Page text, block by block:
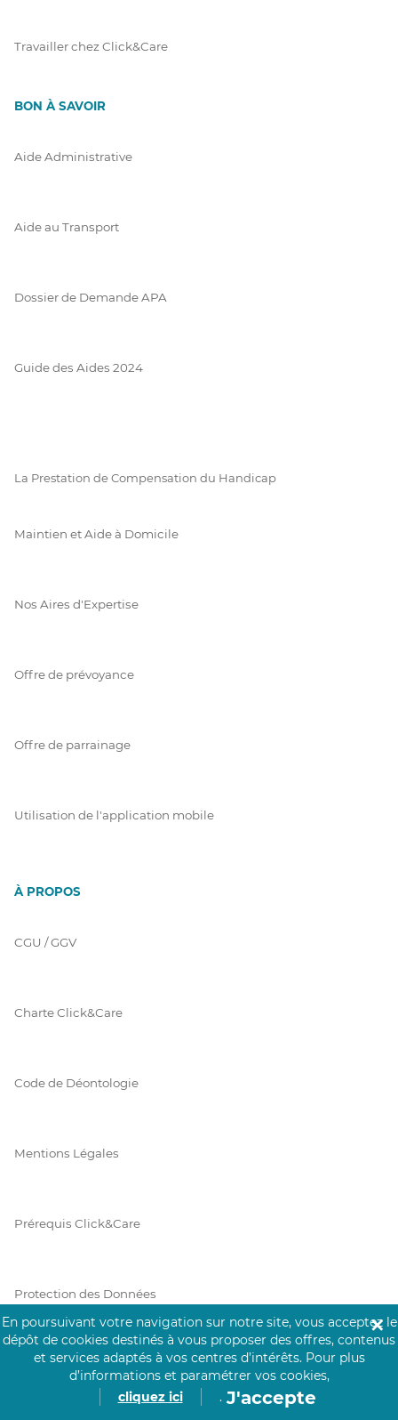
Travailler chez Click&Care
BON À SAVOIR
Aide Administrative
Aide au Transport
Dossier de Demande APA
Guide des Aides 2024
La Prestation de Compensation du Handicap
Maintien et Aide à Domicile
Nos Aires d'Expertise
Offre de prévoyance
Offre de parrainage
Utilisation de l'application mobile
À PROPOS
CGU / GGV
Charte Click&Care
Code de Déontologie
Mentions Légales
Prérequis Click&Care
Protection des Données
Vie Privée
En poursuivant votre navigation sur notre site, vous acceptez le
dépôt de cookies destinés à vous proposer des offres, contenus
et services adaptés à vos centres d’intérêts. Pour plus
d’informations et paramétrer vos cookies,
cliquez ici
. J'accepte
✕